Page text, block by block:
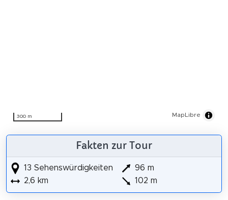
300 m MapLibre
Fakten zur Tour
13 Sehenswürdigkeiten
2,6 km
96 m
102 m